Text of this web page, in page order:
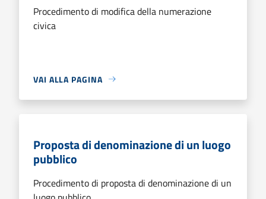
Procedimento di modifica della numerazione
civica
VAI ALLA PAGINA
Proposta di denominazione di un luogo
pubblico
Procedimento di proposta di denominazione di un